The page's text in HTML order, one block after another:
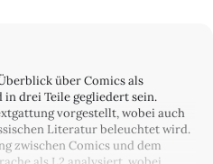
über Comics als
drei Teile gegliedert sein.
vorgestellt, wobei auch
Literatur beleuchtet wird.
zwischen Comics und dem